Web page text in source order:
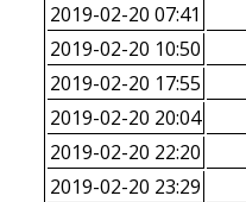
2019-02-20 07:41
2019-02-20 10:50
2019-02-20 17:55
2019-02-20 20:04
2019-02-20 22:20
2019-02-20 23:29